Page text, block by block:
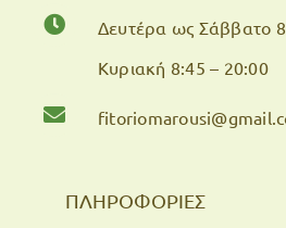
Δευτέρα ως Σάββατο
Κυριακή 8:45 – 20:00
ΠΛΗΡΟΦΟΡΙΕΣ